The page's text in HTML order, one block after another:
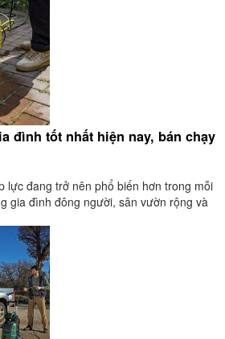
đình tốt nhất hiện nay, bán chạy
lực đang trở nên phổ biến hơn trong mỗi
gia đình đông người, sân vườn rộng và